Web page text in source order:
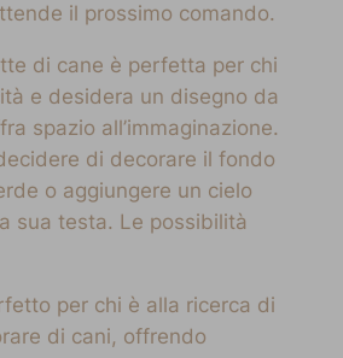
il prossimo comando.
di cane è perfetta per chi
e desidera un disegno da
spazio all’immaginazione.
di decorare il fondo
o aggiungere un cielo
sua testa. Le possibilità
per chi è alla ricerca di
di cani, offrendo